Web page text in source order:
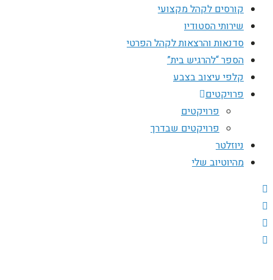
קורסים לקהל מקצועי
שירותי הסטודיו
סדנאות והרצאות לקהל הפרטי
הספר “להרגיש בית”
קלפי עיצוב בצבע
פרויקטים
פרויקטים
פרויקטים שבדרך
ניוזלטר
מהיוטיוב שלי